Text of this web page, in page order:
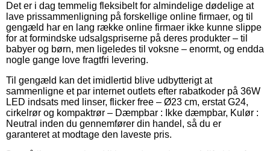
Det er i dag temmelig fleksibelt for almindelige dødelige at
lave prissammenligning på forskellige online firmaer, og til
gengæld har en lang række online firmaer ikke kunne slippe
for at formindske udsalgspriserne på deres produkter – til
babyer og børn, men ligeledes til voksne – enormt, og endda
nogle gange love fragtfri levering.
Til gengæld kan det imidlertid blive udbytterigt at
sammenligne et par internet outlets efter rabatkoder på 36W
LED indsats med linser, flicker free – Ø23 cm, erstat G24,
cirkelrør og kompaktrør – Dæmpbar : Ikke dæmpbar, Kulør :
Neutral inden du gennemfører din handel, så du er
garanteret at modtage den laveste pris.